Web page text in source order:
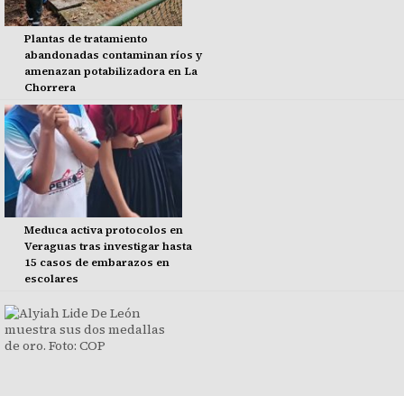
Plantas de tratamiento
abandonadas contaminan ríos y
amenazan potabilizadora en La
Chorrera
Meduca activa protocolos en
Veraguas tras investigar hasta
15 casos de embarazos en
escolares